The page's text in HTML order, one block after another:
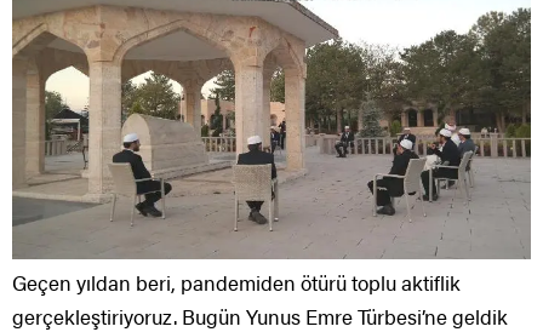
Geçen yıldan beri, pandemiden ötürü toplu aktiflik
gerçekleştiriyoruz. Bugün Yunus Emre Türbesi’ne geldik